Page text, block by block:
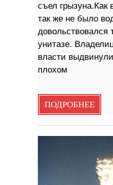
съел грызуна.Как
так же не было
довольствовался
унитазе.
власти
плохом
ПОДРОБНЕЕ